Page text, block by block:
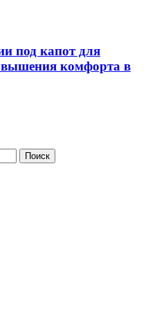
на износ и
внутреннего сгорания